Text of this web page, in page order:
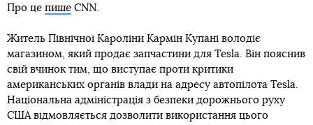
Про це пише CNN.
Житель Північної Кароліни Кармін Купані володіє
магазином, який продає запчастини для Tesla. Він пояснив
свій вчинок тим, що виступає проти критики
американських органів влади на адресу автопілота Tesla.
Національна адміністрація з безпеки дорожнього руху
США відмовляється дозволити використання цього